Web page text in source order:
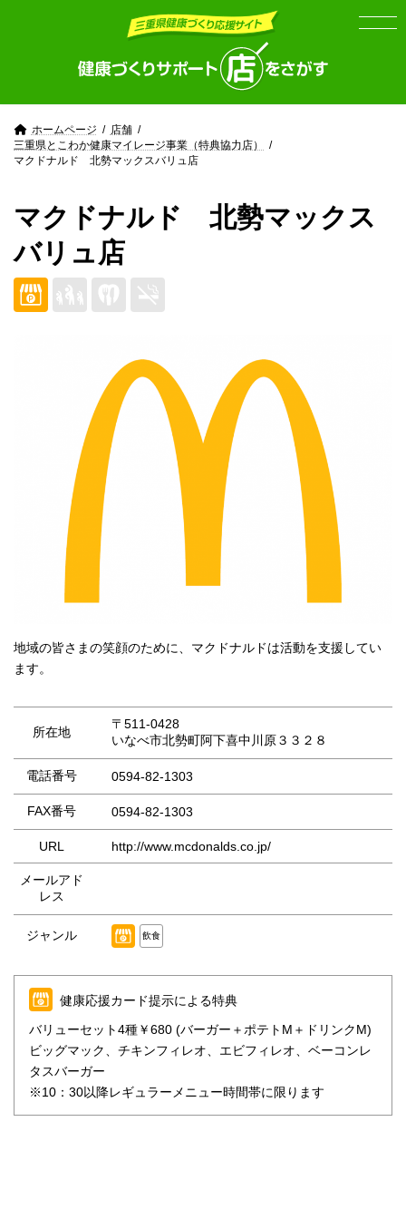
ホームページ
店舗
三重県とこわか健康マイレージ事業（特典協力店）
マクドナルド 北勢マックスバリュ店
マクドナルド 北勢マックス
バリュ店
地域の皆さまの笑顔のために、マクドナルドは活動を支援してい
ます。
所在地
〒511-0428
いなべ市北勢町阿下喜中川原３３２８
電話番号 0594-82-1303
FAX番号 0594-82-1303
URL http://www.mcdonalds.co.jp/
メールアド
レス
ジャンル 飲食
健康応援カード提示による特典
バリューセット4種￥680 (バーガー＋ポテトM＋ドリンクM)
ビッグマック、チキンフィレオ、エビフィレオ、ベーコンレ
タスバーガー
※10：30以降レギュラーメニュー時間帯に限ります